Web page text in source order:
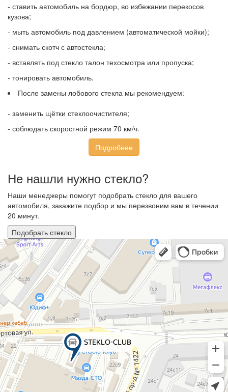
- ставить автомобиль на бордюр, во избежании перекосов
кузова;
- мыть автомобиль под давлением (автоматической мойки);
- снимать скотч с автостекла;
- вставлять под стекло талон техосмотра или пропуска;
- тонировать автомобиль.
После замены лобового стекла мы рекомендуем:
- заменить щётки стеклоочистителя;
- соблюдать скоростной режим 70 км/ч.
Подробнее
Не нашли нужно стекло?
Наши менеджеры помогут подобрать стекло для вашего
автомобиля, закажите подбор и мы перезвоним вам в течении
20 минут.
Подобрать стекло